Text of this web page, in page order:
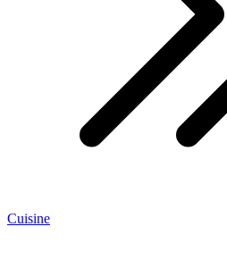
Cuisine